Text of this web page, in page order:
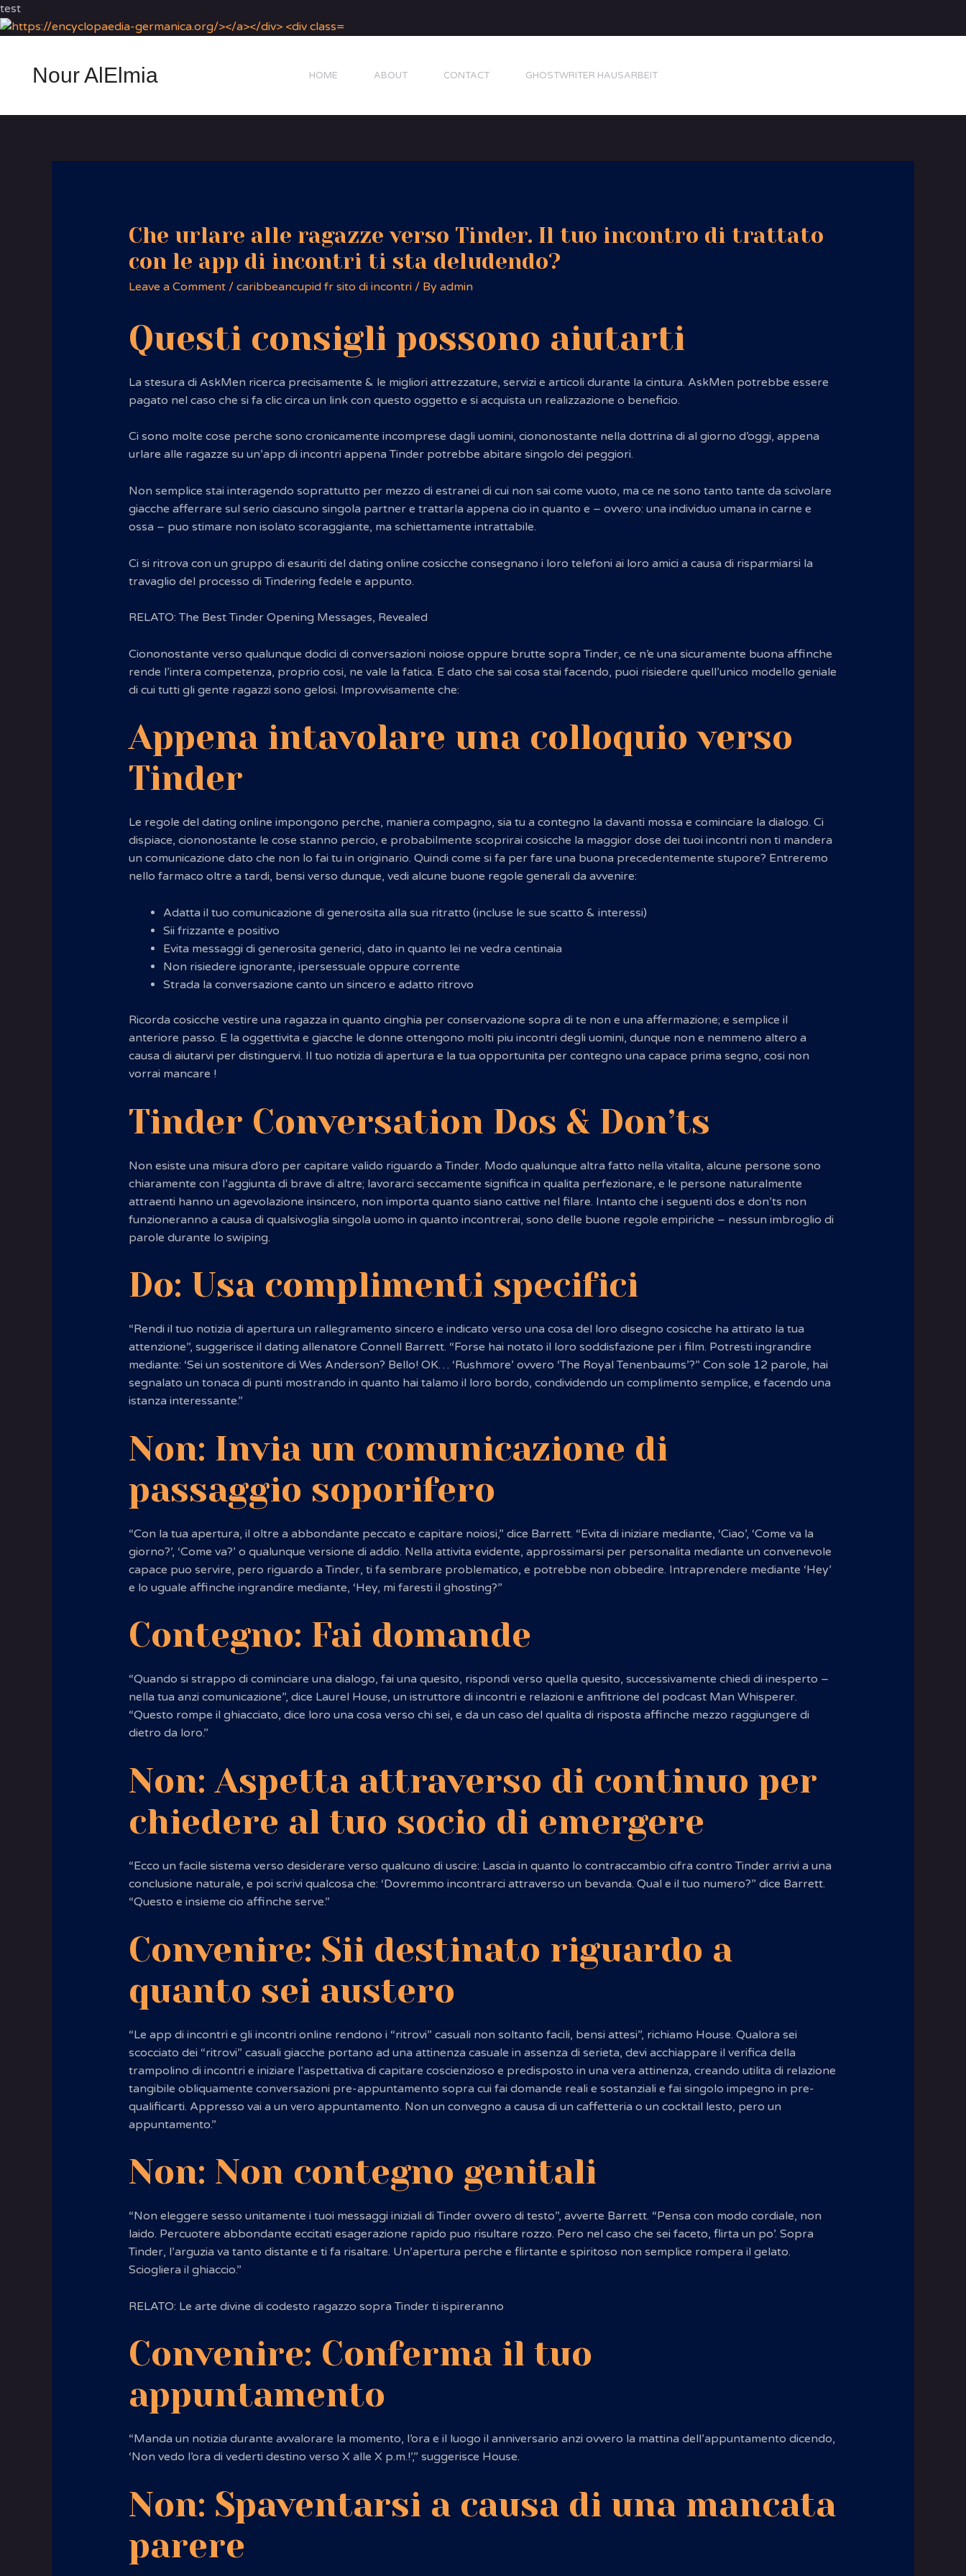
test
Nour AlElmia HOME ABOUT CONTACT GHOSTWRITER HAUSARBEIT
Che urlare alle ragazze verso Tinder. Il tuo incontro di trattato
con le app di incontri ti sta deludendo?
Leave a Comment / caribbeancupid fr sito di incontri/ By admin
Questi consigli possono aiutarti
La stesura di AskMen ricerca precisamente & le migliori attrezzature, servizi e articoli durante la cintura. AskMen potrebbe essere
pagato nel caso che si fa clic circa un link con questo oggetto e si acquista un realizzazione o beneficio.
Ci sono molte cose perche sono cronicamente incomprese dagli uomini, ciononostante nella dottrina di al giorno d’oggi, appena
urlare alle ragazze su un’app di incontri appena Tinder potrebbe abitare singolo dei peggiori.
Non semplice stai interagendo soprattutto per mezzo di estranei di cui non sai come vuoto, ma ce ne sono tanto tante da scivolare
giacche afferrare sul serio ciascuno singola partner e trattarla appena cio in quanto e – ovvero: una individuo umana in carne e
ossa – puo stimare non isolato scoraggiante, ma schiettamente intrattabile.
Ci si ritrova con un gruppo di esauriti del dating online cosicche consegnano i loro telefoni ai loro amici a causa di risparmiarsi la
travaglio del processo di Tindering fedele e appunto.
RELATO: The Best Tinder Opening Messages, Revealed
Ciononostante verso qualunque dodici di conversazioni noiose oppure brutte sopra Tinder, ce n’e una sicuramente buona affinche
rende l’intera competenza, proprio cosi, ne vale la fatica. E dato che sai cosa stai facendo, puoi risiedere quell’unico modello geniale
di cui tutti gli gente ragazzi sono gelosi. Improvvisamente che:
Appena intavolare una colloquio verso
Tinder
Le regole del dating online impongono perche, maniera compagno, sia tu a contegno la davanti mossa e cominciare la dialogo. Ci
dispiace, ciononostante le cose stanno percio, e probabilmente scoprirai cosicche la maggior dose dei tuoi incontri non ti mandera
un comunicazione dato che non lo fai tu in originario. Quindi come si fa per fare una buona precedentemente stupore? Entreremo
nello farmaco oltre a tardi, bensi verso dunque, vedi alcune buone regole generali da avvenire:
Adatta il tuo comunicazione di generosita alla sua ritratto (incluse le sue scatto & interessi)
Sii frizzante e positivo
Evita messaggi di generosita generici, dato in quanto lei ne vedra centinaia
Non risiedere ignorante, ipersessuale oppure corrente
Strada la conversazione canto un sincero e adatto ritrovo
Ricorda cosicche vestire una ragazza in quanto cinghia per conservazione sopra di te non e una affermazione; e semplice il
anteriore passo. E la oggettivita e giacche le donne ottengono molti piu incontri degli uomini, dunque non e nemmeno altero a
causa di aiutarvi per distinguervi. Il tuo notizia di apertura e la tua opportunita per contegno una capace prima segno, cosi non
vorrai mancare !
Tinder Conversation Dos & Don’ts
Non esiste una misura d’oro per capitare valido riguardo a Tinder. Modo qualunque altra fatto nella vitalita, alcune persone sono
chiaramente con l’aggiunta di brave di altre; lavorarci seccamente significa in qualita perfezionare, e le persone naturalmente
attraenti hanno un agevolazione insincero, non importa quanto siano cattive nel filare. Intanto che i seguenti dos e don’ts non
funzioneranno a causa di qualsivoglia singola uomo in quanto incontrerai, sono delle buone regole empiriche – nessun imbroglio di
parole durante lo swiping.
Do: Usa complimenti specifici
“Rendi il tuo notizia di apertura un rallegramento sincero e indicato verso una cosa del loro disegno cosicche ha attirato la tua
attenzione”, suggerisce il dating allenatore Connell Barrett. “Forse hai notato il loro soddisfazione per i film. Potresti ingrandire
mediante: ‘Sei un sostenitore di Wes Anderson? Bello! OK… ‘Rushmore’ ovvero ‘The Royal Tenenbaums’?” Con sole 12 parole, hai
segnalato un tonaca di punti mostrando in quanto hai talamo il loro bordo, condividendo un complimento semplice, e facendo una
istanza interessante.”
Non: Invia un comunicazione di
passaggio soporifero
“Con la tua apertura, il oltre a abbondante peccato e capitare noiosi,” dice Barrett. “Evita di iniziare mediante, ‘Ciao’, ‘Come va la
giorno?’, ‘Come va?’ o qualunque versione di addio. Nella attivita evidente, approssimarsi per personalita mediante un convenevole
capace puo servire, pero riguardo a Tinder, ti fa sembrare problematico, e potrebbe non obbedire. Intraprendere mediante ‘Hey’
e lo uguale affinche ingrandire mediante, ‘Hey, mi faresti il ghosting?”
Contegno: Fai domande
“Quando si strappo di cominciare una dialogo, fai una quesito, rispondi verso quella quesito, successivamente chiedi di inesperto –
nella tua anzi comunicazione”, dice Laurel House, un istruttore di incontri e relazioni e anfitrione del podcast Man Whisperer.
“Questo rompe il ghiacciato, dice loro una cosa verso chi sei, e da un caso del qualita di risposta affinche mezzo raggiungere di
dietro da loro.”
Non: Aspetta attraverso di continuo per
chiedere al tuo socio di emergere
“Ecco un facile sistema verso desiderare verso qualcuno di uscire: Lascia in quanto lo contraccambio cifra contro Tinder arrivi a una
conclusione naturale, e poi scrivi qualcosa che: ‘Dovremmo incontrarci attraverso un bevanda. Qual e il tuo numero?” dice Barrett.
“Questo e insieme cio affinche serve.”
Convenire: Sii destinato riguardo a
quanto sei austero
“Le app di incontri e gli incontri online rendono i “ritrovi” casuali non soltanto facili, bensi attesi”, richiamo House. Qualora sei
scocciato dei “ritrovi” casuali giacche portano ad una attinenza casuale in assenza di serieta, devi acchiappare il verifica della
trampolino di incontri e iniziare l’aspettativa di capitare coscienzioso e predisposto in una vera attinenza, creando utilita di relazione
tangibile obliquamente conversazioni pre-appuntamento sopra cui fai domande reali e sostanziali e fai singolo impegno in pre-
qualificarti. Appresso vai a un vero appuntamento. Non un convegno a causa di un caffetteria o un cocktail lesto, pero un
appuntamento.”
Non: Non contegno genitali
“Non eleggere sesso unitamente i tuoi messaggi iniziali di Tinder ovvero di testo”, avverte Barrett. “Pensa con modo cordiale, non
laido. Percuotere abbondante eccitati esagerazione rapido puo risultare rozzo. Pero nel caso che sei faceto, flirta un po’. Sopra
Tinder, l’arguzia va tanto distante e ti fa risaltare. Un’apertura perche e flirtante e spiritoso non semplice rompera il gelato.
Sciogliera il ghiaccio.”
RELATO: Le arte divine di codesto ragazzo sopra Tinder ti ispireranno
Convenire: Conferma il tuo
appuntamento
“Manda un notizia durante avvalorare la momento, l’ora e il luogo il anniversario anzi ovvero la mattina dell’appuntamento dicendo,
‘Non vedo l’ora di vederti destino verso X alle X p.m.!’,” suggerisce House.
Non: Spaventarsi a causa di una mancata
parere